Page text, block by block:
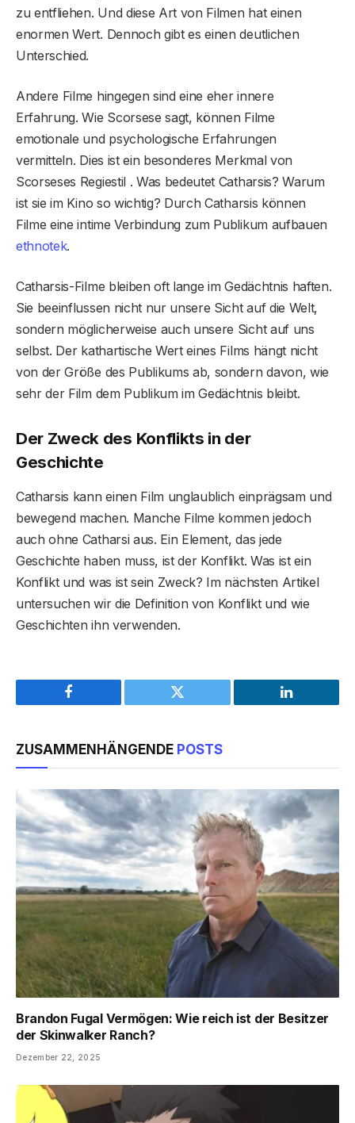
zu entfliehen. Und diese Art von Filmen hat einen
enormen Wert. Dennoch gibt es einen deutlichen
Unterschied.
Andere Filme hingegen sind eine eher innere
Erfahrung. Wie Scorsese sagt, können Filme
emotionale und psychologische Erfahrungen
vermitteln. Dies ist ein besonderes Merkmal von
Scorseses Regiestil . Was bedeutet Catharsis? Warum
ist sie im Kino so wichtig? Durch Catharsis können
Filme eine intime Verbindung zum Publikum aufbauen
ethnotek.
Catharsis-Filme bleiben oft lange im Gedächtnis haften.
Sie beeinflussen nicht nur unsere Sicht auf die Welt,
sondern möglicherweise auch unsere Sicht auf uns
selbst. Der kathartische Wert eines Films hängt nicht
von der Größe des Publikums ab, sondern davon, wie
sehr der Film dem Publikum im Gedächtnis bleibt.
Der Zweck des Konflikts in der
Geschichte
Catharsis kann einen Film unglaublich einprägsam und
bewegend machen. Manche Filme kommen jedoch
auch ohne Catharsi aus. Ein Element, das jede
Geschichte haben muss, ist der Konflikt. Was ist ein
Konflikt und was ist sein Zweck? Im nächsten Artikel
untersuchen wir die Definition von Konflikt und wie
Geschichten ihn verwenden.
Facebook Twitter LinkedIn
ZUSAMMENHÄNGENDE POSTS
Brandon Fugal Vermögen: Wie reich ist der Besitzer
der Skinwalker Ranch?
Dezember 22, 2025